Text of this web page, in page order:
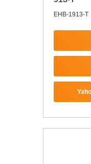
EHB-1913-T